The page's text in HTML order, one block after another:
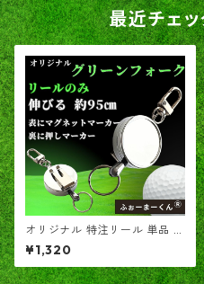
最近チェ
オリジナル 特注リール 単品 カ
ラビナフック付き
¥1,320